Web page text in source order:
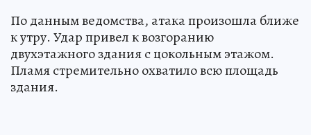
По данным ведомства, атака произошла ближе
к утру. Удар привел к возгоранию
двухэтажного здания с цокольным этажом.
Пламя стремительно охватило всю площадь
здания.